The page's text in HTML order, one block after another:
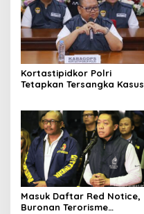
Kortastipidkor Polri
Tetapkan Tersangka Kasus
Negara Capai Rp38,8 Miliar
Masuk Daftar Red Notice,
Buronan Terorisme